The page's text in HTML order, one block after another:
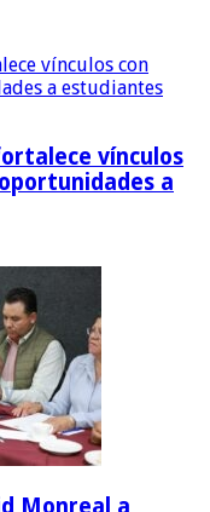
vínculos
a
Monreal a